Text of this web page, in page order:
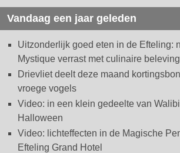
Vandaag een jaar geleden
Uitzonderlijk goed eten in de Efteling:
Mystique verrast met culinaire beleving
Drievliet deelt deze maand
vroege vogels
Video: in een klein gedeelte van
Halloween
Video: lichteffecten in de Magische
Efteling Grand Hotel